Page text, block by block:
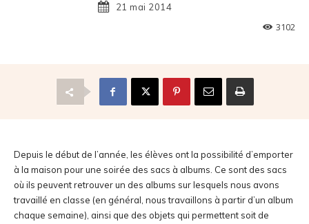
3102
21 mai 2014
Depuis le début de l’année, les élèves ont la possibilité d’emporter
à la maison pour une soirée des sacs à albums. Ce sont des sacs
où ils peuvent retrouver un des albums sur lesquels nous avons
travaillé en classe (en général, nous travaillons à partir d’un album
chaque semaine), ainsi que des objets qui permettent soit de